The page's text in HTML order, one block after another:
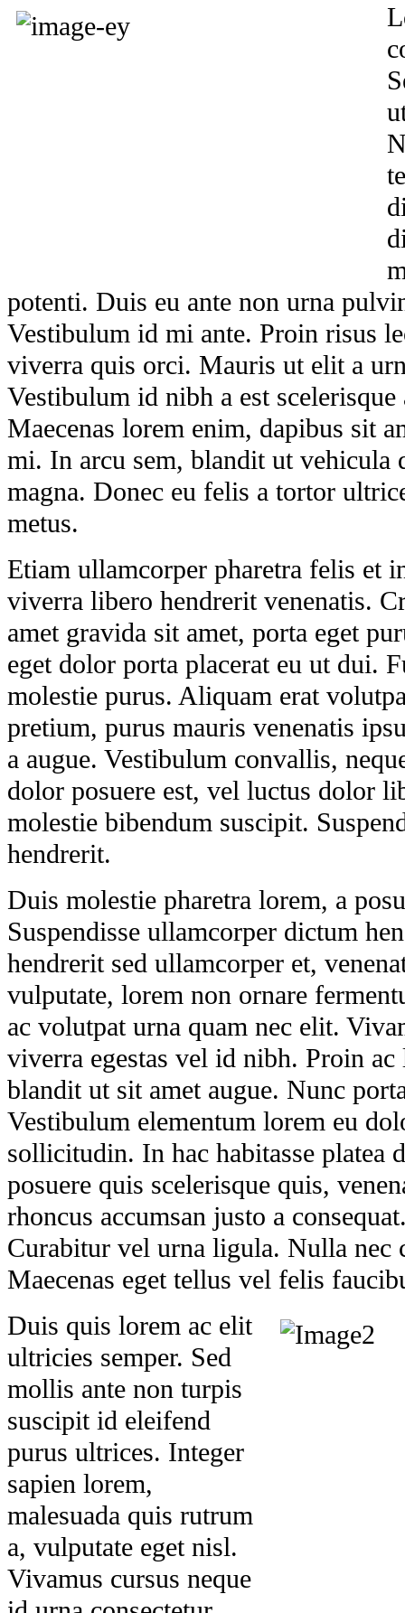
potenti. Duis eu ante non urna
Vestibulum id mi ante. Proin risus
viverra quis orci. Mauris ut elit a
Vestibulum id nibh a est
Maecenas lorem enim, dapibus sit
mi. In arcu sem, blandit ut vehicula
magna. Donec eu felis a tortor
metus.
Etiam ullamcorper pharetra felis et
viverra libero hendrerit venenatis.
amet gravida sit amet, porta eget
eget dolor porta placerat eu ut dui.
molestie purus. Aliquam erat
pretium, purus mauris venenatis
a augue. Vestibulum convallis,
dolor posuere est, vel luctus dolor
molestie bibendum suscipit.
hendrerit.
Duis molestie pharetra lorem, a
Suspendisse ullamcorper dictum
hendrerit sed ullamcorper et,
vulputate, lorem non ornare
ac volutpat urna quam nec elit.
viverra egestas vel id nibh. Proin
blandit ut sit amet augue. Nunc
Vestibulum elementum lorem eu
sollicitudin. In hac habitasse platea
posuere quis scelerisque quis,
rhoncus accumsan justo a
Curabitur vel urna ligula. Nulla nec
Maecenas eget tellus vel felis
Duis quis lorem ac elit
ultricies semper. Sed
mollis ante non turpis
suscipit id eleifend
purus ultrices. Integer
sapien lorem,
malesuada quis rutrum
a, vulputate eget nisl.
Vivamus cursus neque